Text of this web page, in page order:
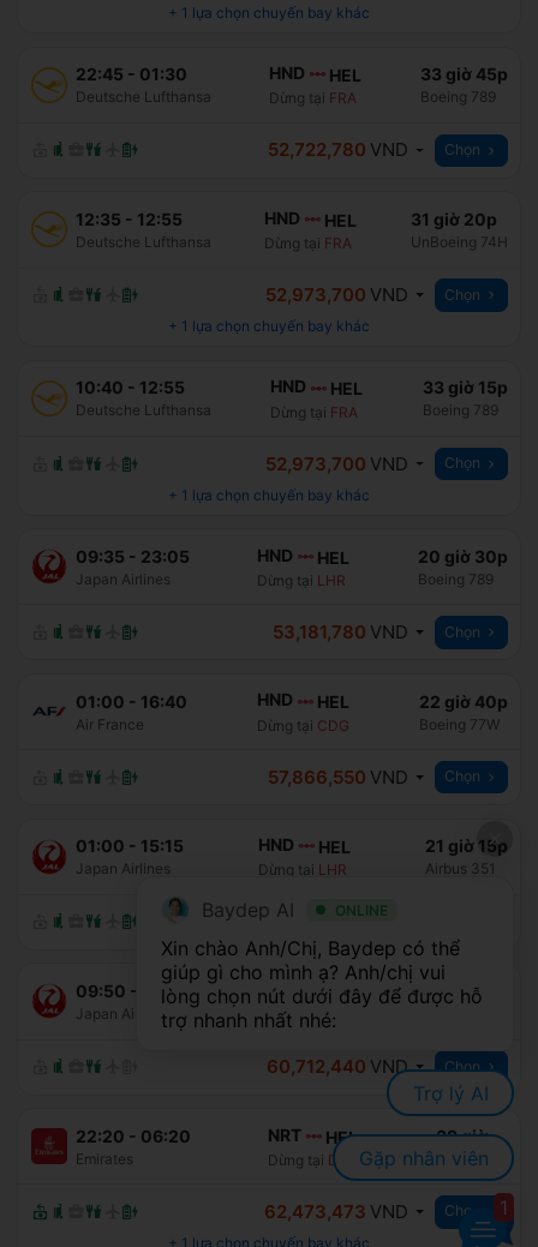
+ 1 lựa chọn chuyến bay khác
22:45 - 01:30
Deutsche Lufthansa
HND HEL
Dừng tại FRA
33 giờ 45p
Boeing 789
52,722,780 VND Chọn
12:35 - 12:55
Deutsche Lufthansa
HND HEL
Dừng tại FRA
31 giờ 20p
UnBoeing 74H
52,973,700 VND
Chọn
+ 1 lựa chọn chuyến bay khác
10:40 - 12:55
Deutsche Lufthansa
HND HEL
Dừng tại FRA
33 giờ 15p
Boeing 789
52,973,700 VND
Chọn
+ 1 lựa chọn chuyến bay khác
09:35 - 23:05
Japan Airlines
HND HEL
Dừng tại LHR
20 giờ 30p
Boeing 789
53,181,780 VND Chọn
01:00 - 16:40
Air France
HND HEL
Dừng tại CDG
22 giờ 40p
Boeing 77W
57,866,550 VND Chọn
01:00 - 15:15
Japan Airlines
HND HEL
Dừng tại LHR
21 giờ 15p
Airbus 351
60,198,360VND
09:50 - 23:05
Japan Airlines
HND HEL
Dừng tạiLHR
20 giờ 15p
60,712,440 VND Chọn
22:20 - 06:20
Emirates
NRT HEL
Dừng tại DXB
39 giờ
Airbus 388
62,473,473 VND
Chọn
+ 1 lựa chọn chuyến bay khác
Baydep AI ONLINE
Xin chào Anh/Chị, Baydep có thể
giúp gì cho mình ạ? Anh/chị vui
lòng chọn nút dưới đây để được hỗ
trợ nhanh nhất nhé:
Trợ lý AI
Gặp nhân viên
1